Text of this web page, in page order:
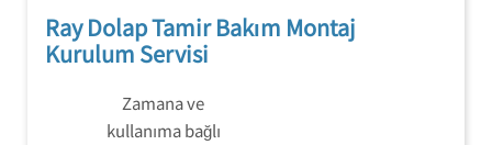
Ray Dolap Tamir Bakım Montaj
Kurulum Servisi
Zamana ve
kullanıma bağlı